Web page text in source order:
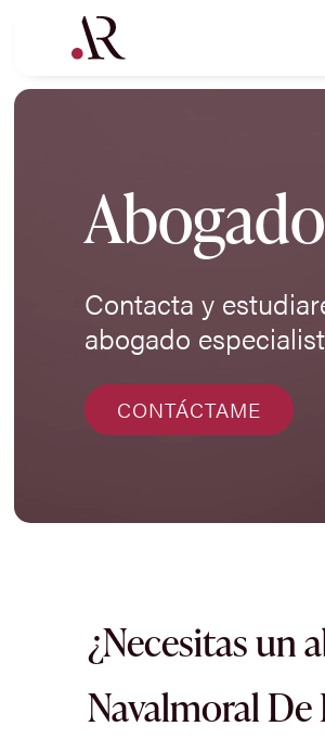
Contacta y
abogado
CONTÁCTAME
¿Necesitas un
Navalmoral De